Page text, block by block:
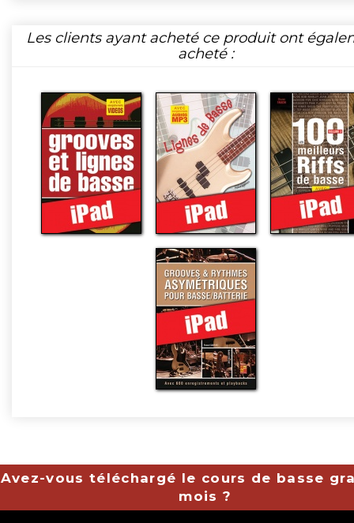
Les clients ayant acheté ce produit ont
acheté :
Avez-vous téléchargé le cours de basse
mois ?